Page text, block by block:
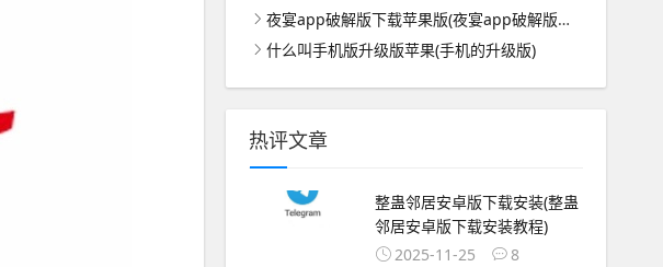
夜宴app破解版下载苹果版(夜宴app破解版下载苹果版安装)
什么叫手机版升级版苹果(手机的升级版)
热评文章
整蛊邻居安卓版下载安装(整蛊
邻居安卓版下载安装教程)
2025-11-25
8